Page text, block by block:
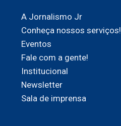
A Jornalismo Jr
Conheça nossos serviços!
Eventos
Fale com a gente!
Institucional
Newsletter
Sala de imprensa